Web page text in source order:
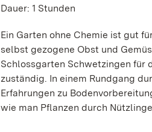
Dauer: 1 Stunden
Ein Garten ohne Chemie ist gut
selbst gezogene Obst und
Schlossgarten Schwetzingen für
zuständig. In einem Rundgang
Erfahrungen zu
wie man Pflanzen durch